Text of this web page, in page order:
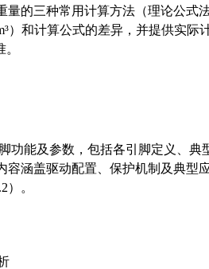
量的三种常用计算方法（理论公式
）和计算公式的差异，并提供实
功能及参数，包括各引脚定义、
容涵盖驱动配置、保护机制及典型
。